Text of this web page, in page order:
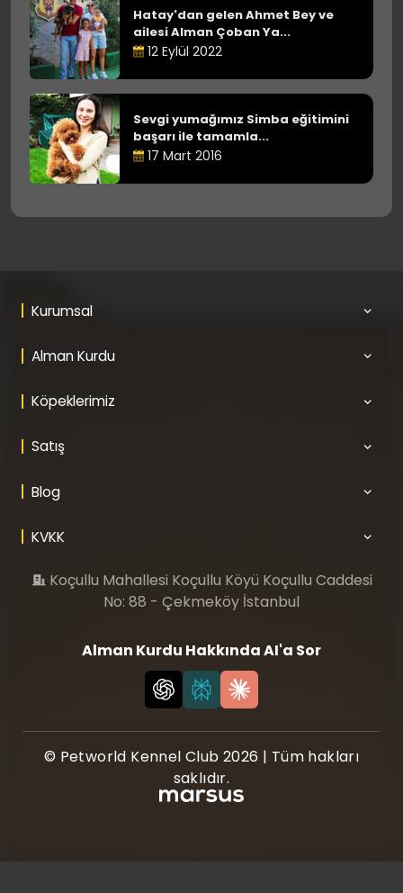
Hatay'dan gelen Ahmet Bey ve
ailesi Alman Çoban Ya...
12 Eylül 2022
Sevgi yumağımız Simba eğitimini
başarı ile tamamla...
17 Mart 2016
Kurumsal
Alman Kurdu
Köpeklerimiz
Satış
Blog
KVKK
Koçullu Mahallesi Koçullu Köyü Koçullu Caddesi
No: 88 - Çekmeköy İstanbul
Alman Kurdu Hakkında AI'a Sor
© Petworld Kennel Club 2026 | Tüm hakları
saklıdır.